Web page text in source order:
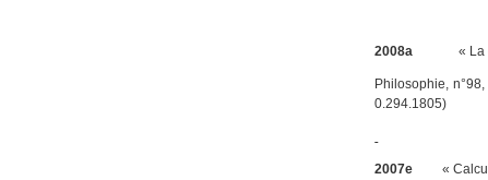
2008a « La
Philosophie ,
0.294.1805)
2007e « Calcul à